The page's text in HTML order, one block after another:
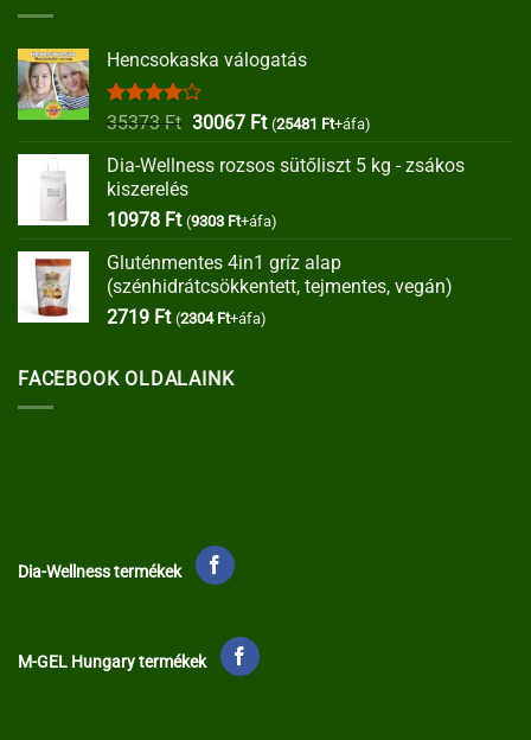
Hencsokaska válogatás
Értékelés:
35373Ft Original
was:
30067 FtCurrent
is:
(25481 Ft+áfa)
Dia-Wellness rozsos sütőliszt 5 kg - zsákos
kiszerelés
10978 Ft (9303 Ft+áfa)
Gluténmentes 4in1 gríz alap
(szénhidrátcsökkentett, tejmentes, vegán)
2719 Ft (2304 Ft+áfa)
FACEBOOK OLDALAINK
Dia-Wellness termékek
M-GEL Hungary termékek